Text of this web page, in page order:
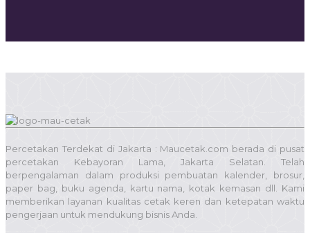
Percetakan Terdekat di Jakarta : Maucetak.com berada di pusat
percetakan Kebayoran Lama, Jakarta Selatan. Telah
berpengalaman dalam produksi pembuatan kalender, brosur,
paper bag, buku agenda, kartu nama, kotak kemasan dll. Kami
memberikan layanan kualitas cetak keren dan ketepatan waktu
pengerjaan untuk mendukung bisnis Anda.